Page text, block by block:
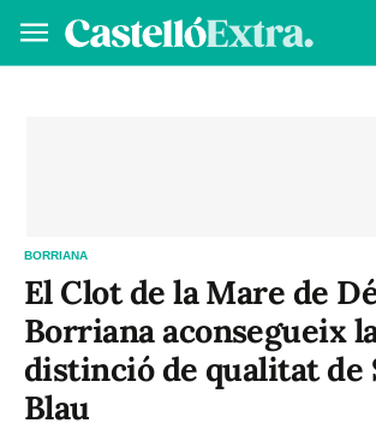
BORRIANA
El Clot de la Mare de
Borriana aconsegueix
distinció de qualitat de
Blau